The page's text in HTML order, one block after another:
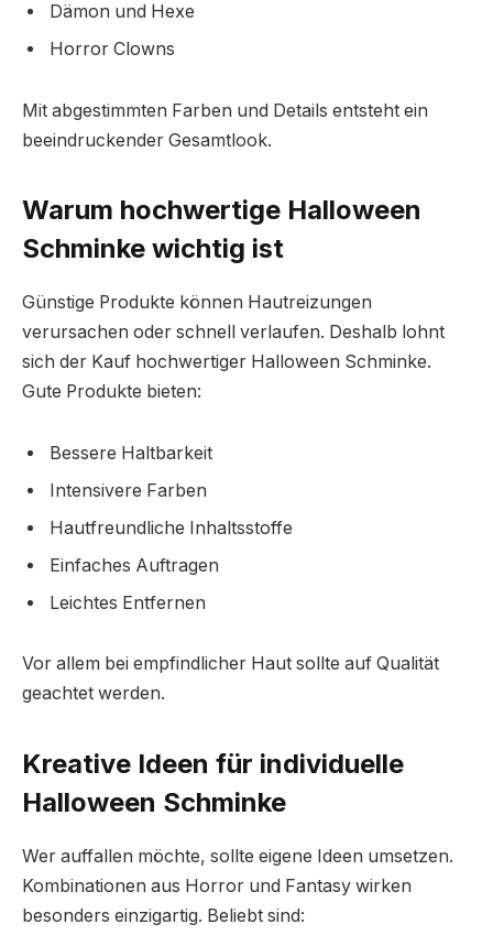
Dämon und Hexe
Horror Clowns
Mit abgestimmten Farben und Details entsteht ein
beeindruckender Gesamtlook.
Warum hochwertige Halloween
Schminke wichtig ist
Günstige Produkte können Hautreizungen
verursachen oder schnell verlaufen. Deshalb lohnt
sich der Kauf hochwertiger Halloween Schminke.
Gute Produkte bieten:
Bessere Haltbarkeit
Intensivere Farben
Hautfreundliche Inhaltsstoffe
Einfaches Auftragen
Leichtes Entfernen
Vor allem bei empfindlicher Haut sollte auf Qualität
geachtet werden.
Kreative Ideen für individuelle
Halloween Schminke
Wer auffallen möchte, sollte eigene Ideen umsetzen.
Kombinationen aus Horror und Fantasy wirken
besonders einzigartig. Beliebt sind: